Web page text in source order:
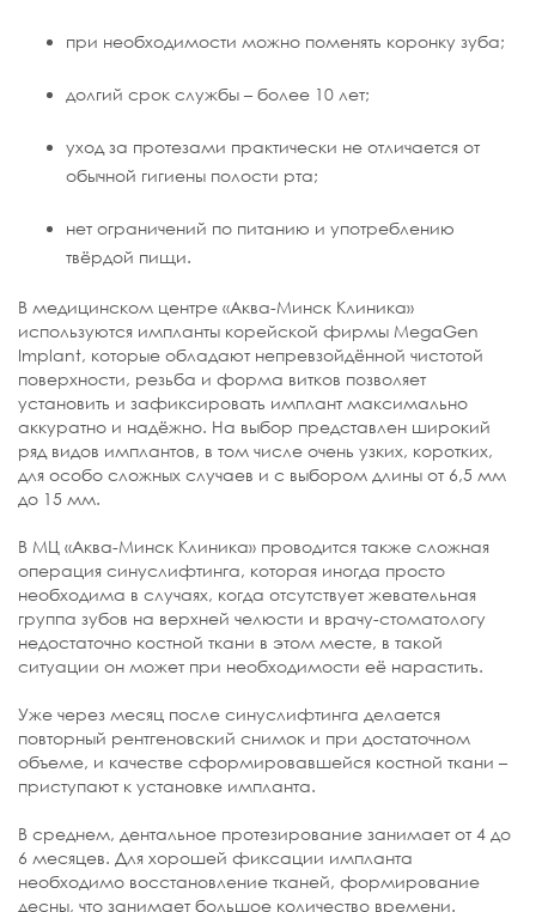
при необходимости можно поменять коронку зуба;
долгий срок службы – более 10 лет;
уход за протезами практически не отличается от
обычной гигиены полости рта;
нет ограничений по питанию и употреблению
твёрдой пищи.
В медицинском центре «Аква-Минск Клиника»
используются импланты корейской фирмы MegaGen
Implant, которые обладают непревзойдённой чистотой
поверхности, резьба и форма витков позволяет
установить и зафиксировать имплант максимально
аккуратно и надёжно. На выбор представлен широкий
ряд видов имплантов, в том числе очень узких, коротких,
для особо сложных случаев и с выбором длины от 6,5 мм
до 15 мм.
В МЦ «Аква-Минск Клиника» проводится также сложная
операция синуслифтинга, которая иногда просто
необходима в случаях, когда отсутствует жевательная
группа зубов на верхней челюсти и врачу-стоматологу
недостаточно костной ткани в этом месте, в такой
ситуации он может при необходимости её нарастить.
Уже через месяц после синуслифтинга делается
повторный рентгеновский снимок и при достаточном
объеме, и качестве сформировавшейся костной ткани –
приступают к установке импланта.
В среднем, дентальное протезирование занимает от 4 до
6 месяцев. Для хорошей фиксации импланта
необходимо восстановление тканей, формирование
десны, что занимает большое количество времени.